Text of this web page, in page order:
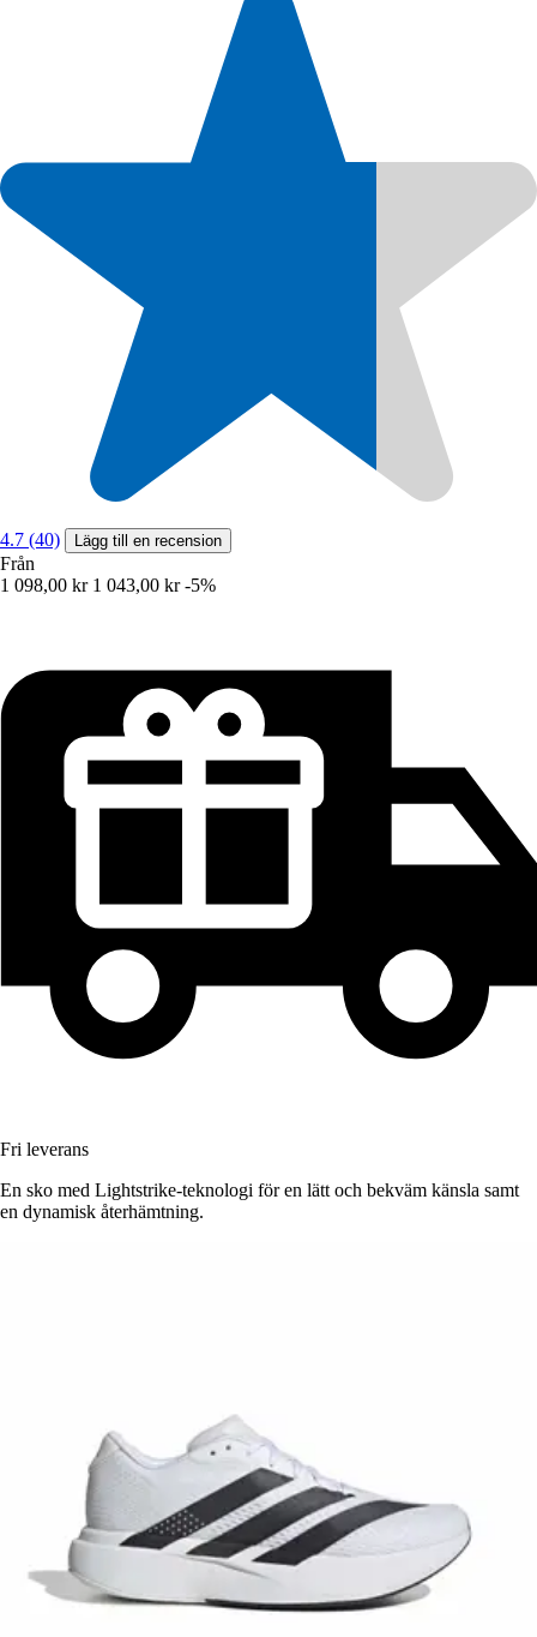
4.7 (40) Lägg till en recension
Från
1 098,00 kr 1 043,00 kr -5%
Fri leverans
En sko med Lightstrike-teknologi för en lätt och bekväm känsla samt
en dynamisk återhämtning.